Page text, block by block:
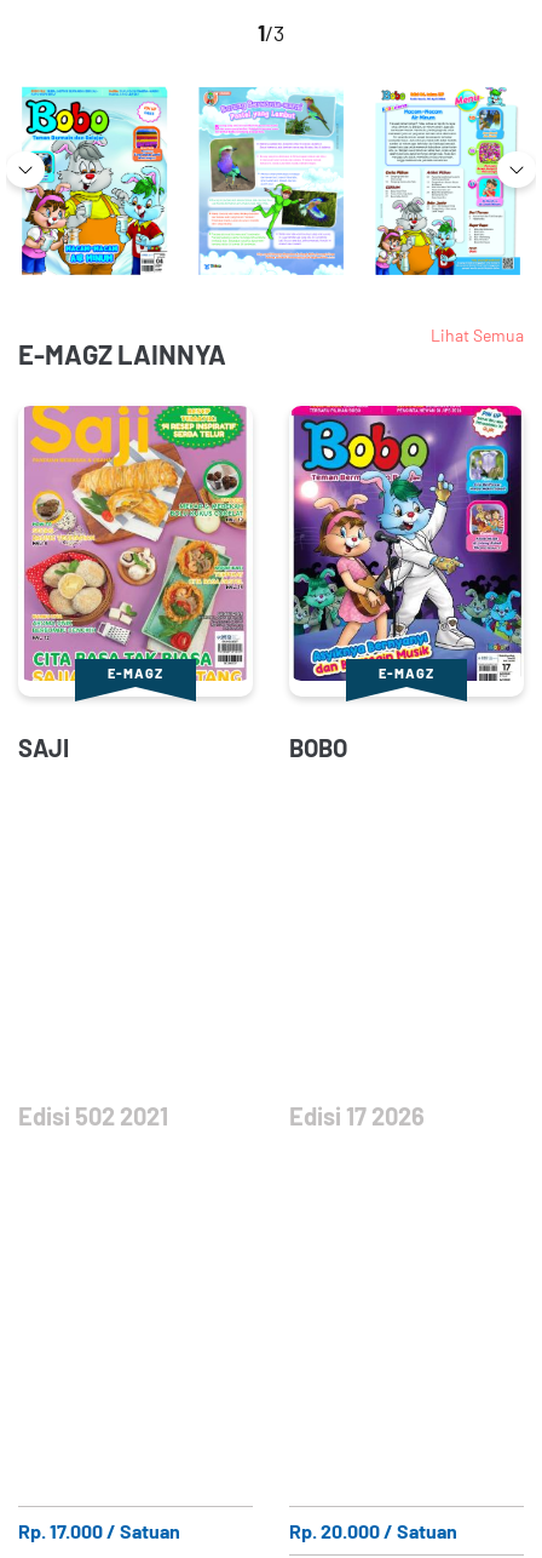
1/3
E-MAGZ LAINNYA
Lihat Semua
E-MAGZ
SAJI
Edisi 502 2021
Rp. 17.000 / Satuan
E-MAGZ
BOBO
Edisi 17 2026
Rp. 20.000 / Satuan